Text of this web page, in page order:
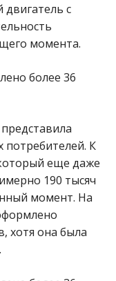
двигатель с
момента.
К
еще даже
190 тысяч
момент. На
хотя она была